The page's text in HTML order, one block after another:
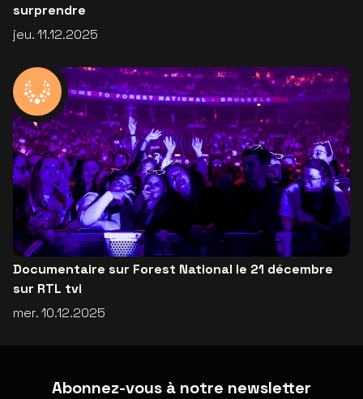
surprendre
jeu. 11.12.2025
Documentaire sur Forest National le 21 décembre
sur RTL tvi
mer. 10.12.2025
Abonnez-vous à notre newsletter